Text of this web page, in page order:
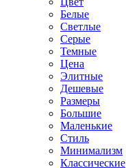
Белые
Светлые
Серые
Темные
Цена
Элитные
Дешевые
Размеры
Большие
Маленькие
Стиль
Минимализм
Классические